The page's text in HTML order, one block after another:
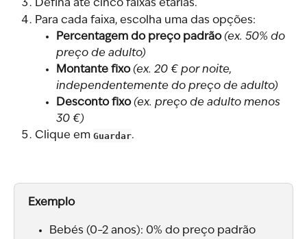
Defina até cinco faixas etárias.
Para cada faixa, escolha uma das opções:
Percentagem do preço padrão (ex. 50% do
preço de adulto)
Montante fixo (ex. 20 € por noite,
independentemente do preço de adulto)
Desconto fixo (ex. preço de adulto menos
30 €)
Clique em Guardar.
Exemplo
Bebés (0–2 anos): 0% do preço padrão